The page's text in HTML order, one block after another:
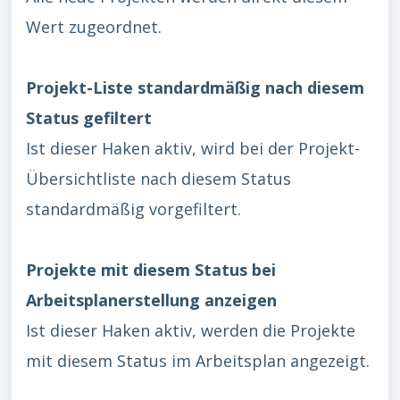
Wert zugeordnet.
Projekt-Liste standardmäßig nach diesem
Status gefiltert
Ist dieser Haken aktiv, wird bei der Projekt-
Übersichtliste nach diesem Status
standardmäßig vorgefiltert.
Projekte mit diesem Status bei
Arbeitsplanerstellung anzeigen
Ist dieser Haken aktiv, werden die Projekte
mit diesem Status im Arbeitsplan angezeigt.